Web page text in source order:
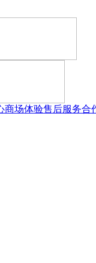
商场体验售后服务合